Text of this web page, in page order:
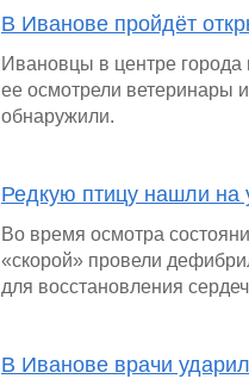
В Иванове пройдёт
Ивановцы в центре города
ее осмотрели ветеринары
обнаружили.
Редкую птицу нашли на
Во время осмотра
«скорой» провели
для восстановления
В Иванове врачи